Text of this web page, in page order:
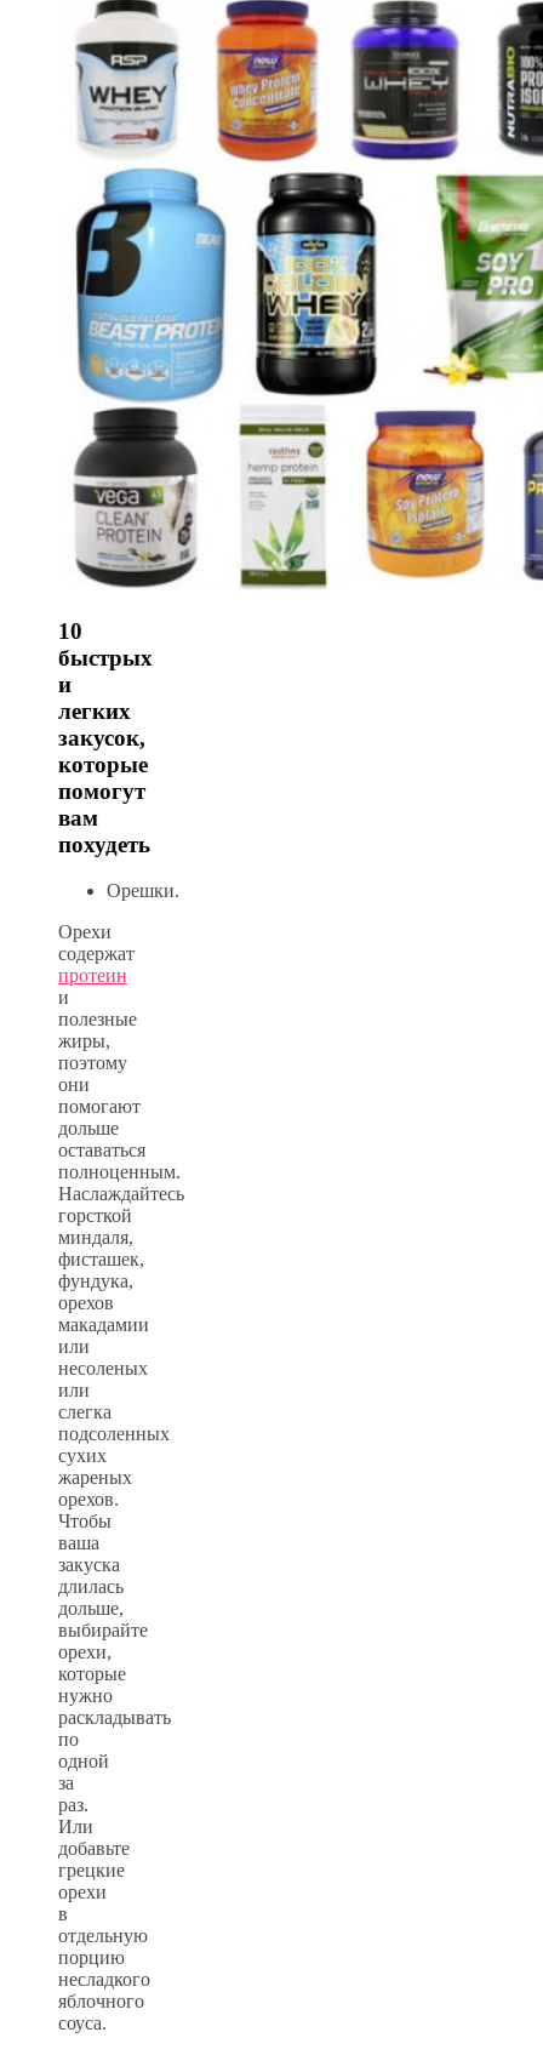
10
быстрых
и
легких
закусок,
которые
помогут
вам
похудеть
Орешки.
Орехи
содержат
протеин
и
полезные
жиры,
поэтому
они
помогают
дольше
оставаться
полноценным.
Наслаждайтесь
горсткой
миндаля,
фисташек,
фундука,
орехов
макадамии
или
несоленых
или
слегка
подсоленных
сухих
жареных
орехов.
Чтобы
ваша
закуска
длилась
дольше,
выбирайте
орехи,
которые
нужно
раскладывать
по
одной
за
раз.
Или
добавьте
грецкие
орехи
в
отдельную
порцию
несладкого
яблочного
соуса.